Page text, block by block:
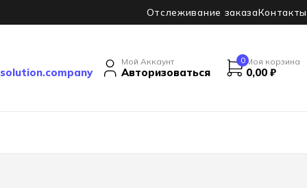
Отслеживание заказаКонтакты
Мой Аккаунт
Авторизоваться
0 Моя корзина
0,00 ₽